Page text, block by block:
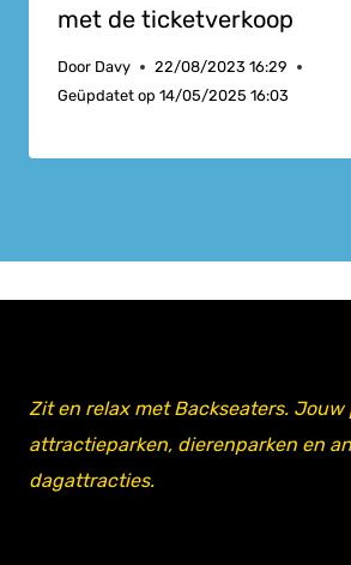
met de ticketverkoop
Door Davy
22/08/2023 16:29
Geüpdatet op 14/05/2025 16:03
Zit en relax met Backseaters. Jouw
attractieparken, dierenparken en
dagattracties.